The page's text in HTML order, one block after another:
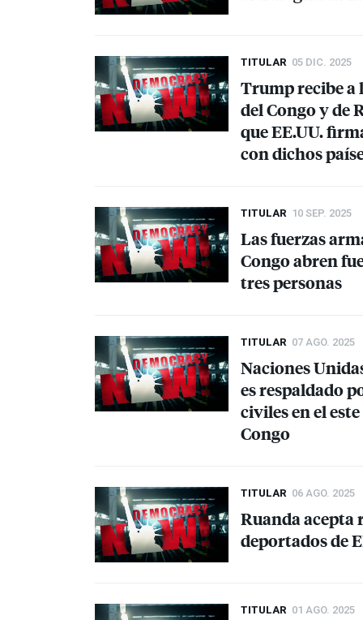
TITULAR 05 DIC. 2025
Trump recibe a
del Congo y de
que EE.UU.
con dichos
TITULAR 10 SEP. 2025
Las fuerzas
Congo abren
tres personas
TITULAR 07 AGO. 2025
Naciones
es respaldado
civiles en el
Congo
TITULAR 06 AGO. 2025
Ruanda acepta
deportados de
TITULAR 01 AGO. 2025